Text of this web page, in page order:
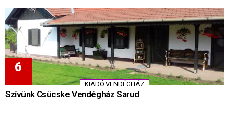
KIADÓ VENDÉGHÁZ
Szívünk Csücske Vendégház Sarud